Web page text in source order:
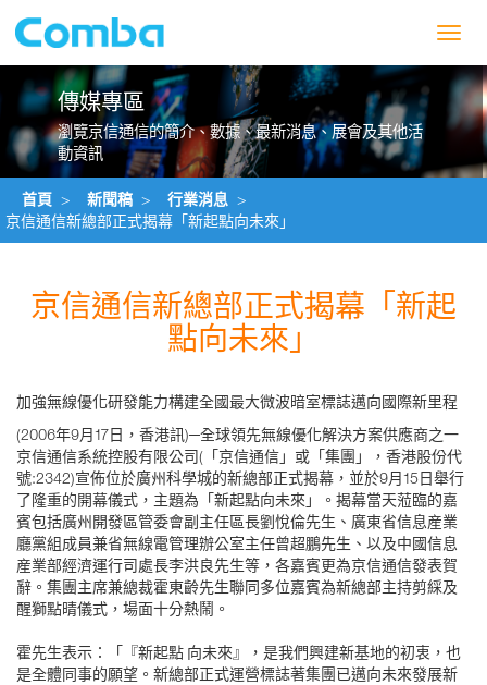
傳媒專區
瀏覽京信通信的簡介、數據、最新消息、展會及其他活
動資訊
首頁 > 新聞稿 > 行業消息 >
京信通信新總部正式揭幕「新起點向未來」
京信通信新總部正式揭幕「新起
點向未來」
加強無線優化研發能力構建全國最大微波暗室標誌邁向國際新里程
(2006年9月17日，香港訊)─全球領先無線優化解決方案供應商之一
京信通信系統控股有限公司(「京信通信」或「集團」，香港股份代
號:2342)宣佈位於廣州科學城的新總部正式揭幕，並於9月15日舉行
了隆重的開幕儀式，主題為「新起點向未來」。揭幕當天蒞臨的嘉
賓包括廣州開發區管委會副主任區長劉悅倫先生、廣東省信息産業
廳黨組成員兼省無線電管理辦公室主任曾超鵬先生、以及中國信息
産業部經濟運行司處長李洪良先生等，各嘉賓更為京信通信發表賀
辭。集團主席兼總裁霍東齡先生聯同多位嘉賓為新總部主持剪綵及
醒獅點晴儀式，場面十分熱鬧。
霍先生表示：「『新起點 向未來』，是我們興建新基地的初衷，也
是全體同事的願望。新總部正式運營標誌著集團已邁向未來發展新